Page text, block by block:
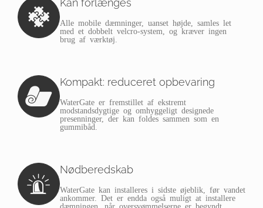
Alle mobile dæmninger, uanset højde, samles let
med et dobbelt velcro-system, og kræver ingen
brug af værktøj.
Kompakt: reduceret opbevaring
WaterGate er fremstillet af ekstremt
modstandsdygtige og omhyggeligt designede
presenninger, der kan foldes sammen som en
gummibåd.
Nødberedskab
WaterGate kan installeres i sidste øjeblik, før vandet
ankommer. Det er endda også muligt at installere
dæmningen, når oversvømmelserne er begyndt.